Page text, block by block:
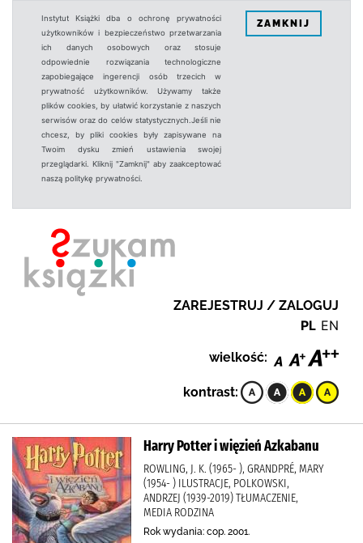
Instytut Książki dba o ochronę prywatności
użytkowników i bezpieczeństwo przetwarzania
ich danych osobowych oraz stosuje
odpowiednie rozwiązania technologiczne
zapobiegające ingerencji osób trzecich w
prywatność użytkowników. Używamy także
plików cookies, by ułatwić korzystanie z naszych
serwisów oraz do celów statystycznych.Jeśli nie
chcesz, by pliki cookies były zapisywane na
Twoim dysku zmień ustawienia swojej
przeglądarki. Kliknij "Zamknij" aby zaakceptować
naszą politykę prywatności.
ZAMKNIJ
ZAREJESTRUJ / ZALOGUJ
PL EN
wielkość:
kontrast:
Harry Potter i więzień Azkabanu
ROWLING, J. K. (1965- ), GRANDPRÉ, MARY
(1954- ) ILUSTRACJE, POLKOWSKI,
ANDRZEJ (1939-2019) TŁUMACZENIE,
MEDIA RODZINA
Rok wydania: cop. 2001.